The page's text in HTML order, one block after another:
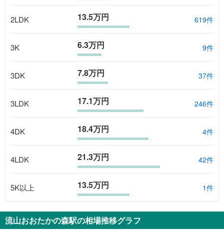
2LDK 13.5万円 619件
3K 6.3万円 9件
3DK 7.8万円 37件
3LDK 17.1万円 246件
4DK 18.4万円 4件
4LDK 21.3万円 42件
5K以上 13.5万円 1件
流山おおたかの森駅の相場推移グラフ